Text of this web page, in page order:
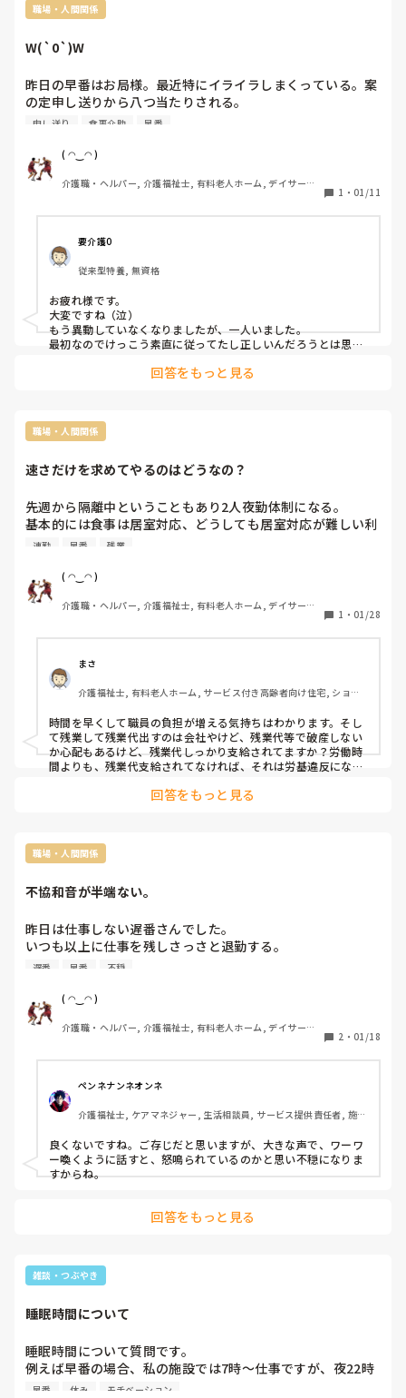
職場・人間関係
W(`0`)W
昨日の早番はお局様。最近特にイライラしまくっている。案
の定申し送りから八つ当たりされる。
時間を守って申し送りしてちょうだい、全員離床しないと日
ターミナルの利用者さん朝覚醒状態悪い、食事が進まない、
たん絡み酷いんだけど何で⁇
整容時点で痰がらみないし、そもそも朝の覚醒状態悪いのを
いきなり食事介助するから咽せるんだが。
最初は水分で様子見るんじゃないの？
日勤対応の利用者もいるし、一応全員離床してますけど。痰
がらみあるって申し送りしましたよ昨日から。
日勤が引き継いでないのか分かりませんが_φ(･_･
申し送り 食事介助 早番
( ◠‿◠ )
介護職・ヘルパー, 介護福祉士, 有料老人ホーム, デイサービ
1 ・ 01/11
要介護0
従来型特養, 無資格
お疲れ様です。
大変ですね（泣）
もう異動していなくなりましたが、一人いました。
最初なのでけっこう素直に従ってたし正しいんだろうとは思っ
回答をもっと見る
職場・人間関係
速さだけを求めてやるのはどうなの？
先週から隔離中ということもあり2人夜勤体制になる。
基本的には食事は居室対応、どうしても居室対応が難しい利
用者はユニット対応、徐々に隔離解除されているけど朝食5
できるスタッフがいない為8時出勤のスタッフの事を考えて
らしく、夜勤が8時までだから終わるスタッフ、全く終わら
ず残業するスタッフがいる。
隣りのユニットはほぼ介助する利用者ばかりで大変。
だからって5時はない。スタッフだって長時間夜勤連勤で疲
れているはずなんだが、容赦なく出来てない工夫しろって追
い討ちかける上司。
速さも大事だけどそれ以上にスタッフの余裕がないと成立し
ない事もあるんだけどね。
連勤 早番 残業
( ◠‿◠ )
介護職・ヘルパー, 介護福祉士, 有料老人ホーム, デイサービ
1 ・ 01/28
まさ
介護福祉士, 有料老人ホーム, サービス付き高齢者向け住宅, ショー
時間を早くして職員の負担が増える気持ちはわかります。そし
て残業して残業代出すのは会社やけど、残業代等で破産しない
か心配もあるけど、残業代しっかり支給されてますか？労働時
間よりも、残業代支給されてなければ、それは労基違反になる
さて、ちゃんとした回答します。
考えてない。
もし、食事提供が5時で介護職員がご飯つくる場合、3時ぐらい
からのスタートで休憩はどうなん？って感じになりますが…上
司は様々な事を想定してなく考えてるような…もし、朝ごはん
るし、問題になりそうな気もします。
回答をもっと見る
職場・人間関係
不協和音が半端ない。
昨日は仕事しない遅番さんでした。
いつも以上に仕事を残しさっさと退勤する。
今日は新人スタッフが遅番。イライラしているのか、休憩中
よく閉めている。声をかけて見たけど無視される。今日の早
番さんもイライラして利用者が不穏になり、助けて〜と絶叫
されていた。
管理者は何にも言わず黙々と朝食の後片付けをしている。そ
れが終わると事務所に籠るらしく、スタッフの不満がすご
人手不足が招いた事ではあるけど、流石にヤバい。
現場が回っている様に見えるだろうけど、回ってない。
休憩室はオムツの置き場所になってるし_φ(･_･
遅番 早番 不穏
( ◠‿◠ )
介護職・ヘルパー, 介護福祉士, 有料老人ホーム, デイサービ
2 ・ 01/18
ペンネナンネオンネ
介護福祉士, ケアマネジャー, 生活相談員, サービス提供責任者, 施設
住宅, グループホーム, ショートステイ, デイサービス, 訪問介護, ユ
ニット型特養, 居宅ケアマネ, 社会福祉士
良くないですね。ご存じだと思いますが、大きな声で、ワーワ
ー喚くように話すと、怒鳴られているのかと思い不穏になりま
すからね。
回答をもっと見る
雑談・つぶやき
睡眠時間について
睡眠時間について質問です。
例えば早番の場合、私の施設では7時〜仕事ですが、夜22時
過ぎくらいには寝て、朝5時くらいに起き、睡眠時間は6〜7
早番 休み モチベーション